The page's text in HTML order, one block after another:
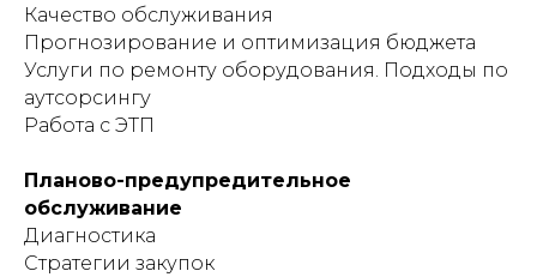
Качество обслуживания
Прогнозирование и оптимизация бюджета
Услуги по ремонту оборудования. Подходы по
аутсорсингу
Работа с ЭТП
Планово-предупредительное
обслуживание
Диагностика
Стратегии закупок